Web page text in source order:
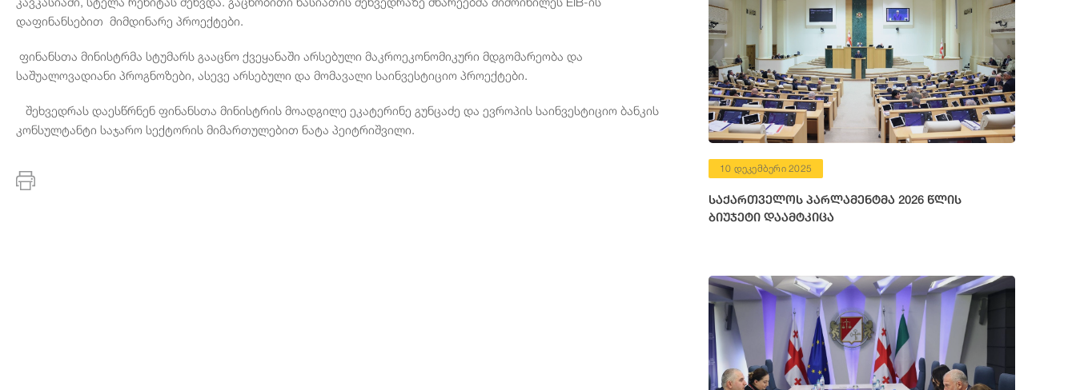
დაფინანსებით მიმდინარე პროექტები.
ფინანსთა მინისტრმა სტუმარს გააცნო ქვეყანაში არსებული მაკროეკონომიკური მდგომარეობა და
საშუალოვადიანი პროგნოზები, ასევე არსებული და მომავალი საინვესტიციო პროექტები.
შეხვედრას დაესწრნენ ფინანსთა მინისტრის მოადგილე ეკატერინე გუნცაძე და ევროპის საინვესტიციო ბანკის
კონსულტანტი საჯარო სექტორის მიმართულებით ნატა პეიტრიშვილი.
10 დეკემბერი 2025
საქართველოს პარლამენტმა 2026 წლის
ბიუჯეტი დაამტკიცა